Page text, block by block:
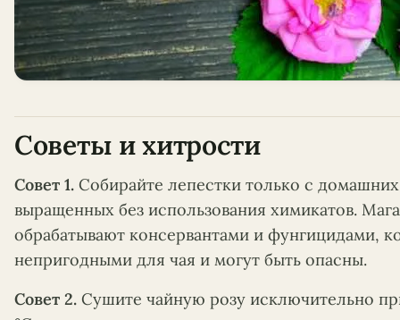
Советы и хитрости
Совет 1. Собирайте лепестки только с
выращенных без использования химикатов.
обрабатывают консервантами и фунгицидами,
непригодными для чая и могут быть опасны.
Совет 2. Сушите чайную розу исключительно